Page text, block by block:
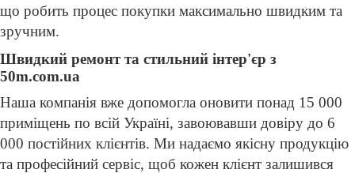
що робить процес покупки максимально швидким та
зручним.
Швидкий ремонт та стильний інтер'єр з
50m.com.ua
Наша компанія вже допомогла оновити понад 15 000
приміщень по всій Україні, завоювавши довіру до 6
000 постійних клієнтів. Ми надаємо якісну продукцію
та професійний сервіс, щоб кожен клієнт залишився